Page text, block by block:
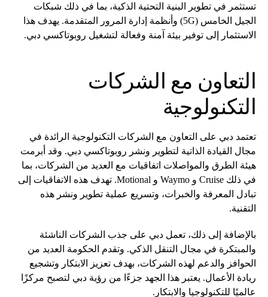
تستثمر في تطوير البنية التحتية الذكية، بما في ذلك شبكات
الجيل الخامس (5G) وأنظمة إدارة المرور المتقدمة. يهدف هذا
الاستثمار إلى توفير بيئة آمنة وفعالة لتشغيل روبوتاكسي دبي.
التعاون مع الشركات
التكنولوجية
تعتمد دبي على التعاون مع الشركات التكنولوجية الرائدة في
مجال القيادة الذاتية لتطوير ونشر روبوتاكسي دبي. وقد أبرمت
هيئة الطرق والمواصلات اتفاقيات مع العديد من الشركات، بما
في ذلك Cruise و Waymo و Motional. تهدف هذه الاتفاقيات إلى
تبادل المعرفة والخبرات، وتسريع عملية تطوير ونشر هذه
التقنية.
بالإضافة إلى ذلك، تعمل دبي على جذب الشركات الناشئة
والمبتكرة في مجال التنقل الذكي. وتقدم الحكومة العديد من
الحوافز والدعم لهذه الشركات، بهدف تعزيز الابتكار وتشجيع
ريادة الأعمال. يعتبر هذا الجهد جزءًا من رؤية دبي لتصبح مركزًا
عالميًا للتكنولوجيا والابتكار.